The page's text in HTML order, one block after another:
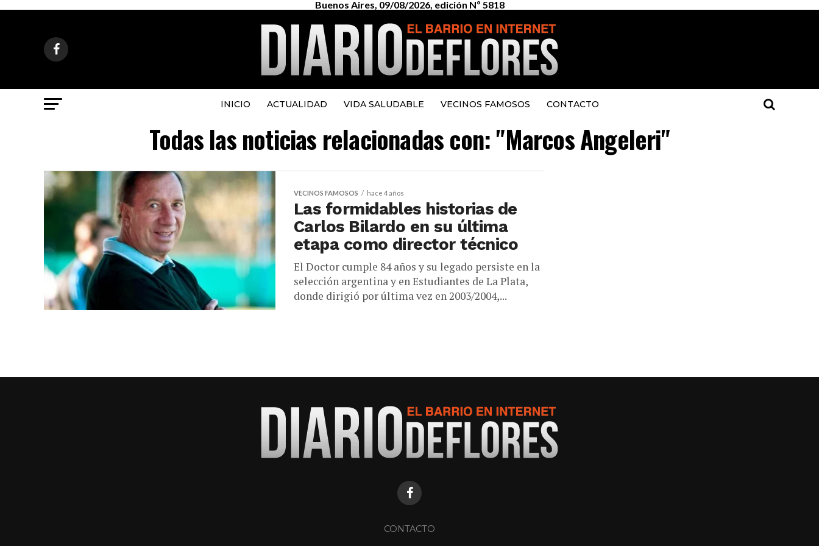
Buenos Aires, 09/08/2026, edición Nº 5818
INICIO ACTUALIDAD VIDA SALUDABLE VECINOS FAMOSOS CONTACTO
Todas las noticias relacionadas con: "Marcos Angeleri"
VECINOS FAMOSOS hace 4 años
Las formidables historias de
Carlos Bilardo en su última
etapa como director técnico
El Doctor cumple 84 años y su legado persiste en la
selección argentina y en Estudiantes de La Plata,
donde dirigió por última vez en 2003/2004,...
CONTACTO